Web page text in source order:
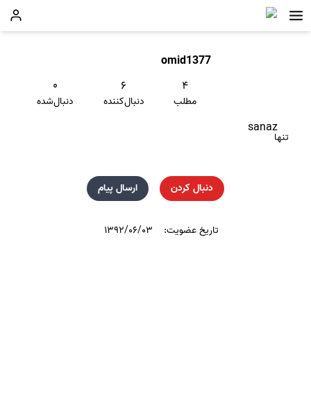
omid1377
۴
مطلب
۶
دنبال‌کننده
۰
دنبال‌شده
sanaz
تنها
دنبال کردن ارسال پیام
تاریخ عضویت: ۱۳۹۲/۰۶/۰۳